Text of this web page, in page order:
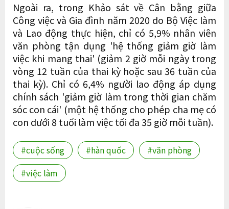
Ngoài ra, trong Khảo sát về Cân bằng giữa
Công việc và Gia đình năm 2020 do Bộ Việc làm
và Lao động thực hiện, chỉ có 5,9% nhân viên
văn phòng tận dụng 'hệ thống giảm giờ làm
việc khi mang thai' (giảm 2 giờ mỗi ngày trong
vòng 12 tuần của thai kỳ hoặc sau 36 tuần của
thai kỳ). Chỉ có 6,4% người lao động áp dụng
chính sách 'giảm giờ làm trong thời gian chăm
sóc con cái' (một hệ thống cho phép cha mẹ có
con dưới 8 tuổi làm việc tối đa 35 giờ mỗi tuần).
#cuộc sống #hàn quốc
#văn phòng
#việc làm